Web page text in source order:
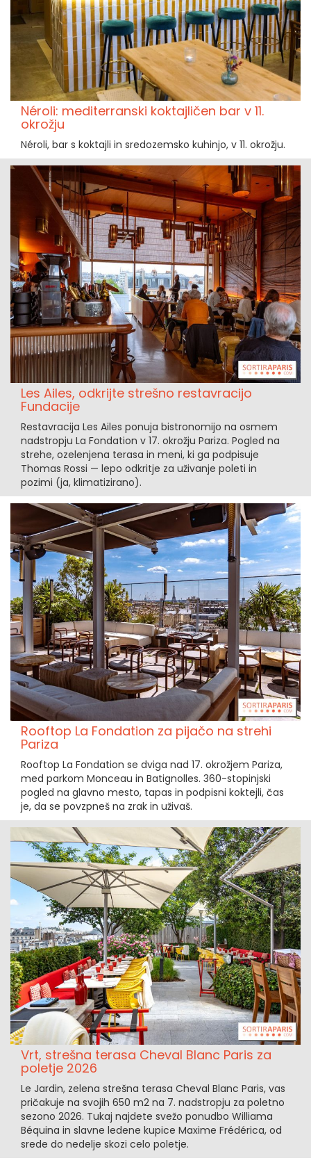
Néroli: mediterranski koktajličen bar v 11.
okrožju
Néroli, bar s koktajli in sredozemsko kuhinjo, v 11. okrožju.
Les Ailes, odkrijte strešno restavracijo
Fundacije
Restavracija Les Ailes ponuja bistronomijo na osmem
nadstropju La Fondation v 17. okrožju Pariza. Pogled na
strehe, ozelenjena terasa in meni, ki ga podpisuje
Thomas Rossi — lepo odkritje za uživanje poleti in
pozimi (ja, klimatizirano).
Rooftop La Fondation za pijačo na strehi
Pariza
Rooftop La Fondation se dviga nad 17. okrožjem Pariza,
med parkom Monceau in Batignolles. 360-stopinjski
pogled na glavno mesto, tapas in podpisni koktejli, čas
je, da se povzpneš na zrak in uživaš.
Vrt, strešna terasa Cheval Blanc Paris za
poletje 2026
Le Jardin, zelena strešna terasa Cheval Blanc Paris, vas
pričakuje na svojih 650 m2 na 7. nadstropju za poletno
sezono 2026. Tukaj najdete svežo ponudbo Williama
Béquina in slavne ledene kupice Maxime Frédérica, od
srede do nedelje skozi celo poletje.